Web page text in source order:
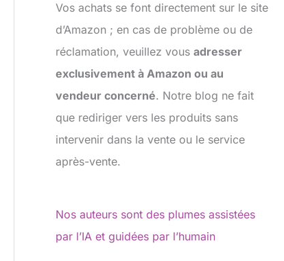
Vos achats se font directement sur le site
d’Amazon ; en cas de problème ou de
réclamation, veuillez vousadresser
exclusivement à Amazon ou au
vendeur concerné. Notre blog ne fait
que rediriger vers les produits sans
intervenir dans la vente ou le service
après-vente.
Nos auteurs sont des plumes assistées
par l’IA et guidées par l’humain